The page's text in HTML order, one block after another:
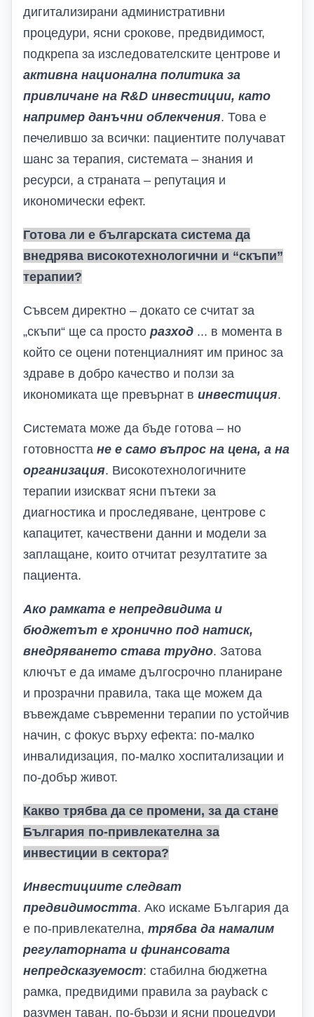
дигитализирани административни
процедури, ясни срокове, предвидимост,
подкрепа за изследователските центрове и
активна национална политика за
привличане на R&D инвестиции, като
например данъчни облекчения. Това е
печелившо за всички: пациентите получават
шанс за терапия, системата – знания и
ресурси, а страната – репутация и
икономически ефект.
Готова ли е българската система да
внедрява високотехнологични и “скъпи”
терапии?
Съвсем директно – докато се считат за
„скъпи“ ще са просто разход ... в момента в
който се оцени потенциалният им принос за
здраве в добро качество и ползи за
икономиката ще превърнат в инвестиция.
Системата може да бъде готова – но
готовността не е само въпрос на цена, а на
организация. Високотехнологичните
терапии изискват ясни пътеки за
диагностика и проследяване, центрове с
капацитет, качествени данни и модели за
заплащане, които отчитат резултатите за
пациента.
Ако рамката е непредвидима и
бюджетът е хронично под натиск,
внедряването става трудно. Затова
ключът е да имаме дългосрочно планиране
и прозрачни правила, така ще можем да
въвеждаме съвременни терапии по устойчив
начин, с фокус върху ефекта: по-малко
инвалидизация, по-малко хоспитализации и
по-добър живот.
Какво трябва да се промени, за да стане
България по-привлекателна за
инвестиции в сектора?
Инвестициите следват
предвидимостта. Ако искаме България да
е по-привлекателна, трябва да намалим
регулаторната и финансовата
непредсказуемост: стабилна бюджетна
рамка, предвидими правила за payback с
разумен таван, по-бързи и ясни процедури